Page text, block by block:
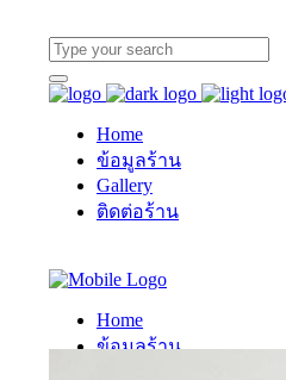
Home
ข้อมูลร้าน
Gallery
ติดต่อร้าน
Home
ข้อมูลร้าน